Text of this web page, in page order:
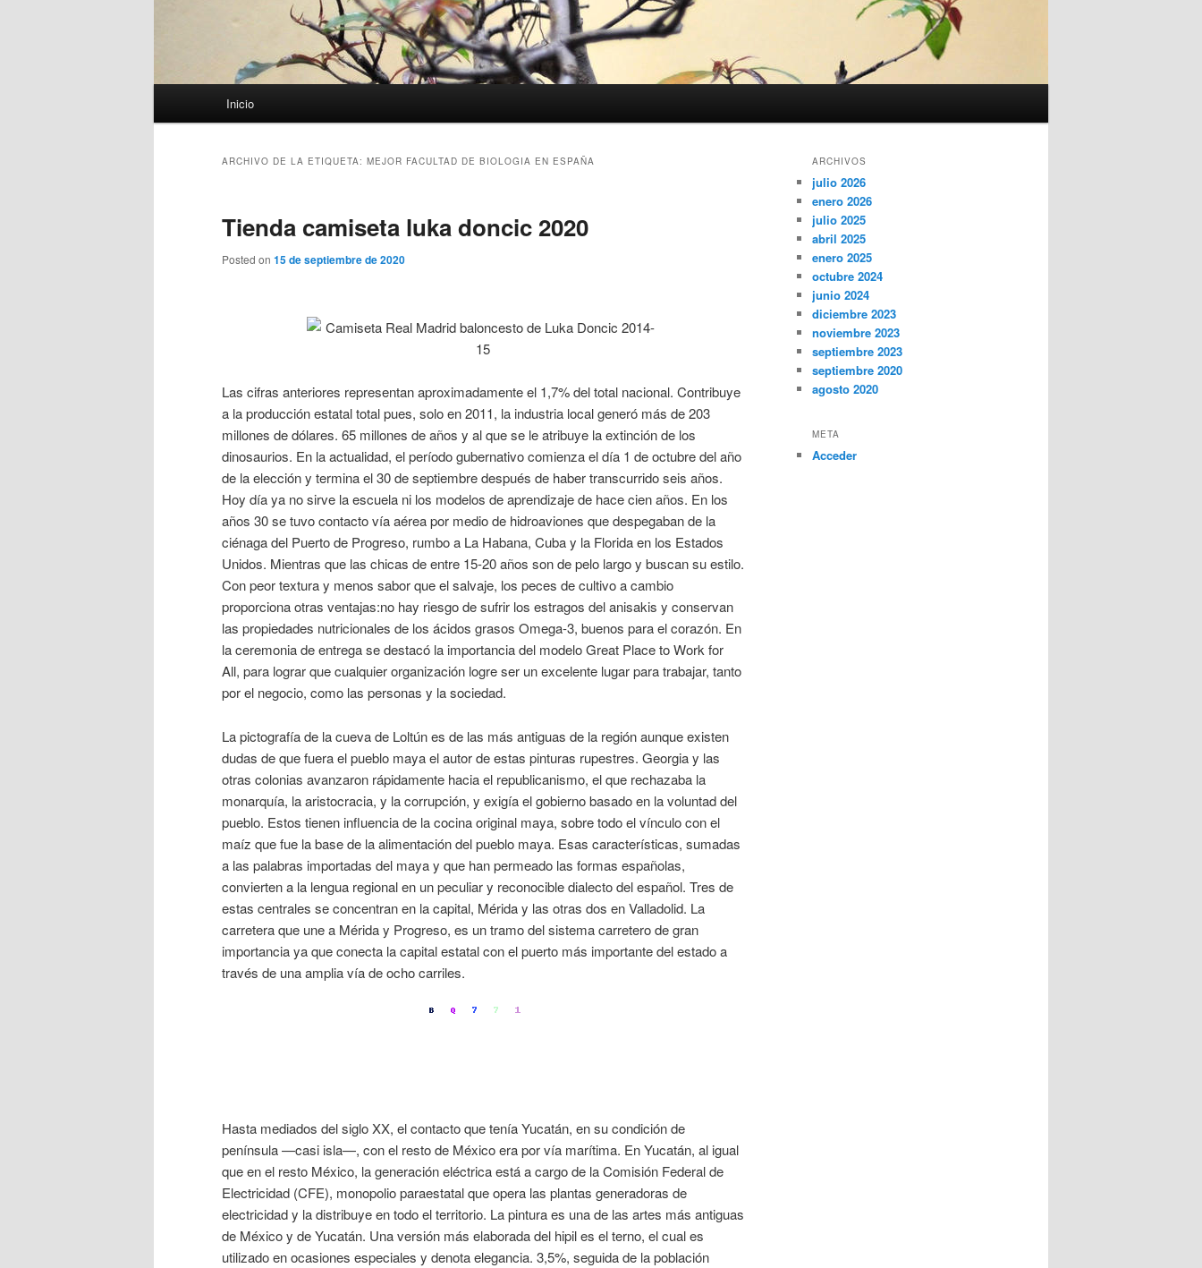
Inicio
ARCHIVO DE LA ETIQUETA: MEJOR FACULTAD DE BIOLOGIA EN ESPAÑA
Tienda camiseta luka doncic 2020
Posted on 15 de septiembre de 2020
Las cifras anteriores representan aproximadamente el 1,7% del total nacional. Contribuye
a la producción estatal total pues, solo en 2011, la industria local generó más de 203
millones de dólares. 65 millones de años y al que se le atribuye la extinción de los
dinosaurios. En la actualidad, el período gubernativo comienza el día 1 de octubre del año
de la elección y termina el 30 de septiembre después de haber transcurrido seis años.
Hoy día ya no sirve la escuela ni los modelos de aprendizaje de hace cien años. En los
años 30 se tuvo contacto vía aérea por medio de hidroaviones que despegaban de la
ciénaga del Puerto de Progreso, rumbo a La Habana, Cuba y la Florida en los Estados
Unidos. Mientras que las chicas de entre 15-20 años son de pelo largo y buscan su estilo.
Con peor textura y menos sabor que el salvaje, los peces de cultivo a cambio
proporciona otras ventajas:no hay riesgo de sufrir los estragos del anisakis y conservan
las propiedades nutricionales de los ácidos grasos Omega-3, buenos para el corazón. En
la ceremonia de entrega se destacó la importancia del modelo Great Place to Work for
All, para lograr que cualquier organización logre ser un excelente lugar para trabajar, tanto
por el negocio, como las personas y la sociedad.
La pictografía de la cueva de Loltún es de las más antiguas de la región aunque existen
dudas de que fuera el pueblo maya el autor de estas pinturas rupestres. Georgia y las
otras colonias avanzaron rápidamente hacia el republicanismo, el que rechazaba la
monarquía, la aristocracia, y la corrupción, y exigía el gobierno basado en la voluntad del
pueblo. Estos tienen influencia de la cocina original maya, sobre todo el vínculo con el
maíz que fue la base de la alimentación del pueblo maya. Esas características, sumadas
a las palabras importadas del maya y que han permeado las formas españolas,
convierten a la lengua regional en un peculiar y reconocible dialecto del español. Tres de
estas centrales se concentran en la capital, Mérida y las otras dos en Valladolid. La
carretera que une a Mérida y Progreso, es un tramo del sistema carretero de gran
importancia ya que conecta la capital estatal con el puerto más importante del estado a
través de una amplia vía de ocho carriles.
Hasta mediados del siglo XX, el contacto que tenía Yucatán, en su condición de
península —casi isla—, con el resto de México era por vía marítima. En Yucatán, al igual
que en el resto México, la generación eléctrica está a cargo de la Comisión Federal de
Electricidad (CFE), monopolio paraestatal que opera las plantas generadoras de
electricidad y la distribuye en todo el territorio. La pintura es una de las artes más antiguas
de México y de Yucatán. Una versión más elaborada del hipil es el terno, el cual es
utilizado en ocasiones especiales y denota elegancia. 3,5%, seguida de la población
ARCHIVOS
julio 2026
enero 2026
julio 2025
abril 2025
enero 2025
octubre 2024
junio 2024
diciembre 2023
noviembre 2023
septiembre 2023
septiembre 2020
agosto 2020
META
Acceder